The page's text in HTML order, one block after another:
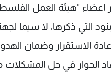
"هيئة العمل
التي ذكرها، لا سيما
الاستقرار وضمان
الحوار في حل المشكلات